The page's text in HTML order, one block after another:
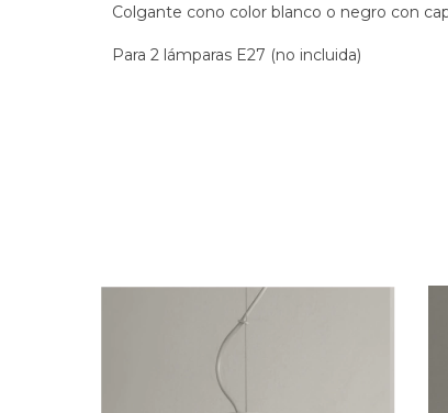
Colgante cono color blanco o negro con
Para 2 lámparas E27 (no incluida)